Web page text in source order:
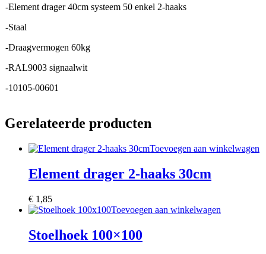
-Element drager 40cm systeem 50 enkel 2-haaks
-Staal
-Draagvermogen 60kg
-RAL9003 signaalwit
-10105-00601
Gerelateerde producten
Toevoegen aan winkelwagen
Element drager 2-haaks 30cm
€ 1,85
Toevoegen aan winkelwagen
Stoelhoek 100×100